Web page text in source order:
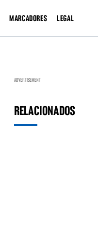
MARCADORES LEGAL
ADVERTISEMENT
RELACIONADOS